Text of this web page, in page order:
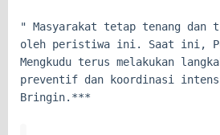
" Masyarakat tetap tenang dan
oleh peristiwa ini. Saat ini,
Mengkudu terus melakukan
preventif dan koordinasi
Bringin.***